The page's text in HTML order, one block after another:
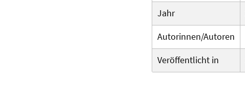
Jahr
Autorinnen/Autoren
Veröffentlicht in